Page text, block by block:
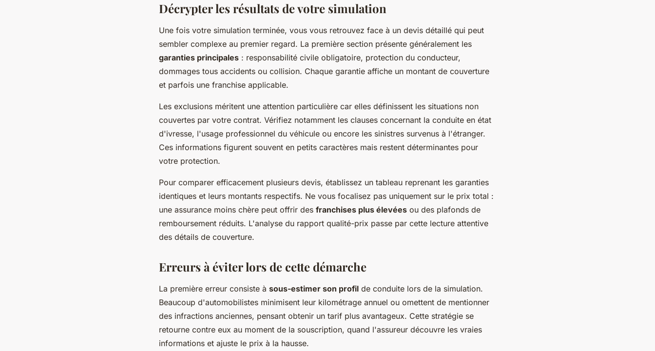
Décrypter les résultats de votre simulation
Une fois votre simulation terminée, vous vous retrouvez face à un devis détaillé qui peut
sembler complexe au premier regard. La première section présente généralement les
garanties principales : responsabilité civile obligatoire, protection du conducteur,
dommages tous accidents ou collision. Chaque garantie affiche un montant de couverture
et parfois une franchise applicable.
Les exclusions méritent une attention particulière car elles définissent les situations non
couvertes par votre contrat. Vérifiez notamment les clauses concernant la conduite en état
d'ivresse, l'usage professionnel du véhicule ou encore les sinistres survenus à l'étranger.
Ces informations figurent souvent en petits caractères mais restent déterminantes pour
votre protection.
Pour comparer efficacement plusieurs devis, établissez un tableau reprenant les garanties
identiques et leurs montants respectifs. Ne vous focalisez pas uniquement sur le prix total :
une assurance moins chère peut offrir des franchises plus élevées ou des plafonds de
remboursement réduits. L'analyse du rapport qualité-prix passe par cette lecture attentive
des détails de couverture.
Erreurs à éviter lors de cette démarche
La première erreur consiste à sous-estimer son profil de conduite lors de la simulation.
Beaucoup d'automobilistes minimisent leur kilométrage annuel ou omettent de mentionner
des infractions anciennes, pensant obtenir un tarif plus avantageux. Cette stratégie se
retourne contre eux au moment de la souscription, quand l'assureur découvre les vraies
informations et ajuste le prix à la hausse.